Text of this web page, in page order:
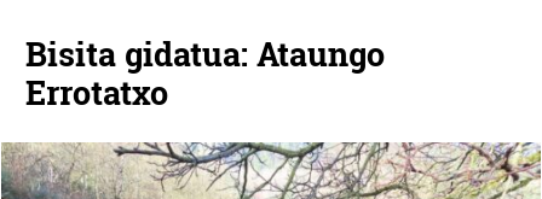
Bisita gidatua: Ataungo
Errotatxo